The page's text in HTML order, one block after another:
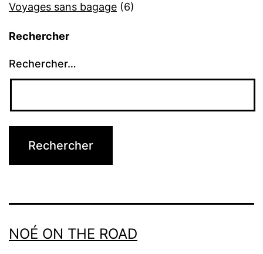
Voyages sans bagage (6)
Rechercher
Rechercher…
NOÉ ON THE ROAD